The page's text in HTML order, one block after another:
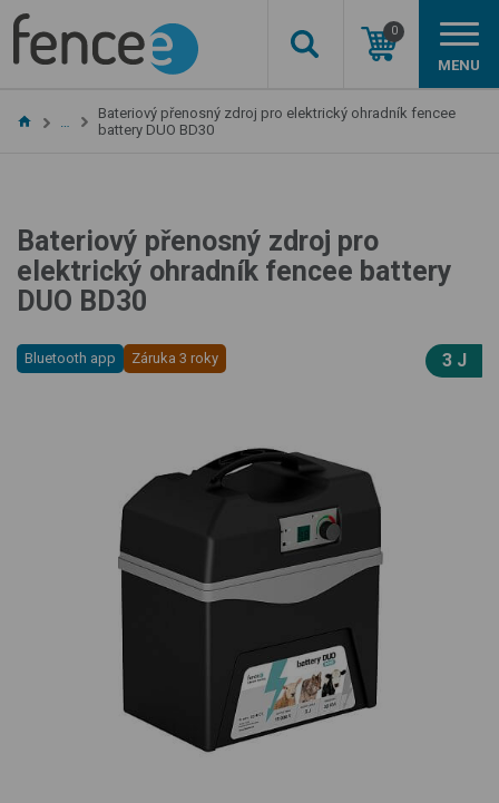
0
MENU
…
Bateriový přenosný zdroj pro elektrický ohradník fencee
battery DUO BD30
Bateriový přenosný zdroj pro
elektrický ohradník fencee battery
DUO BD30
Bluetooth app Záruka 3 roky 3 J